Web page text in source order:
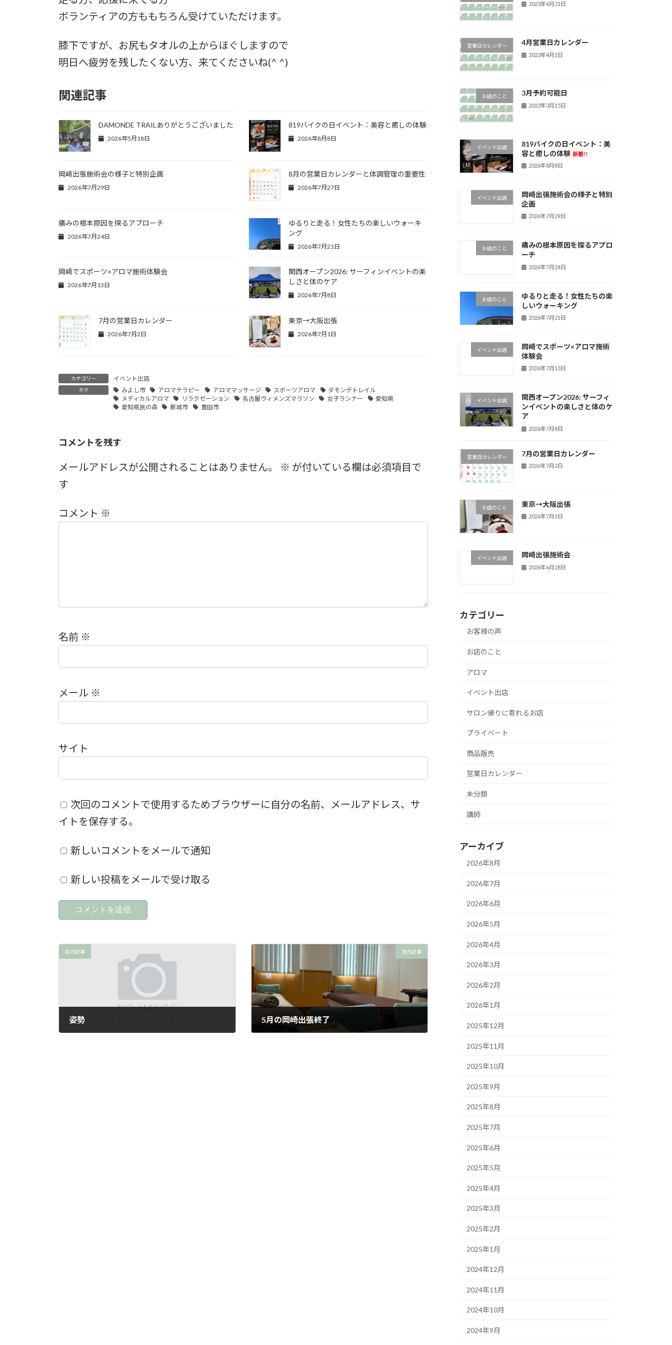
ボランティアの方ももちろん受けていただけます。
膝下ですが、お尻もタオルの上からほぐしますので
明日へ疲労を残したくない方、来てくださいね(^ ^)
関連記事
DAMONDE TRAILありがとうございました
2026年5月18日
819バイクの日イベント：美容と癒しの体験
2026年8月8日
岡崎出張施術会の様子と特別企画
2026年7月29日
8月の営業日カレンダーと体調管理の重要性
2026年7月27日
痛みの根本原因を探るアプローチ
2026年7月24日
ゆるりと走る！女性たちの楽しいウォーキ
ング
2026年7月21日
岡崎でスポーツ×アロマ施術体験会
2026年7月13日
関西オープン2026: サーフィンイベントの楽
しさと体のケア
2026年7月8日
7月の営業日カレンダー
2026年7月2日
東京→大阪出張
2026年7月1日
カテゴリー イベント出店
タグ みよし市 アロマテラピー アロママッサージ スポーツアロマ
ダモンデトレイル
メディカルアロマ
リラクゼーション 名古屋ウィメンズマラソン 女子ランナー
愛知県
愛知県民の森
新城市 豊田市
コメントを残す
メールアドレスが公開されることはありません。 ※ が付いている欄は必須項目で
す
コメント ※
名前 ※
メール ※
サイト
次回のコメントで使用するためブラウザーに自分の名前、メールアドレス、サ
イトを保存する。
新しいコメントをメールで通知
新しい投稿をメールで受け取る
前の記事
姿勢
次の記事
5月の岡崎出張終了
2023年4月21日
営業日カレンダー 4月営業日カレンダー
2023年4月1日
お店のこと 3月予約可能日
2023年3月15日
イベント出店
819バイクの日イベント：美
容と癒しの体験 新着!!
2026年8月8日
イベント出店
岡崎出張施術会の様子と特別
企画
2026年7月29日
お店のこと
痛みの根本原因を探るアプロ
ーチ
2026年7月24日
お店のこと
ゆるりと走る！女性たちの楽
しいウォーキング
2026年7月21日
イベント出店
岡崎でスポーツ×アロマ施術
体験会
2026年7月13日
イベント出店
関西オープン2026: サーフィ
ンイベントの楽しさと体のケ
ア
2026年7月8日
営業日カレンダー 7月の営業日カレンダー
2026年7月2日
お店のこと 東京→大阪出張
2026年7月1日
イベント出店 岡崎出張施術会
2026年6月28日
カテゴリー
お客様の声
お店のこと
アロマ
イベント出店
サロン帰りに寄れるお店
プライベート
商品販売
営業日カレンダー
未分類
講師
アーカイブ
2026年8月
2026年7月
2026年6月
2026年5月
2026年4月
2026年3月
2026年2月
2026年1月
2025年12月
2025年11月
2025年10月
2025年9月
2025年8月
2025年7月
2025年6月
2025年5月
2025年4月
2025年3月
2025年2月
2025年1月
2024年12月
2024年11月
2024年10月
2024年9月